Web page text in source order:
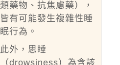
類藥物、抗焦慮藥），
皆有可能發生複雜性睡
眠行為。
此外，思睡
（drowsiness）為含該